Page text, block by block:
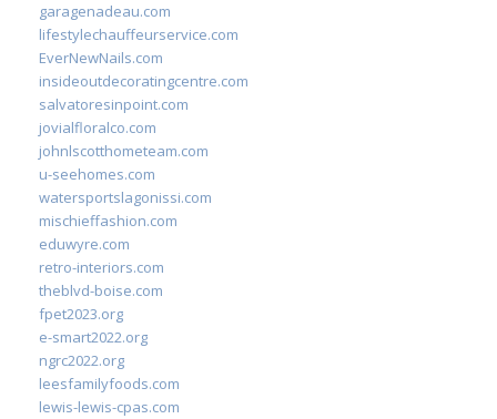
garagenadeau.com
lifestylechauffeurservice.com
EverNewNails.com
insideoutdecoratingcentre.com
salvatoresinpoint.com
jovialfloralco.com
johnlscotthometeam.com
u-seehomes.com
watersportslagonissi.com
mischieffashion.com
eduwyre.com
retro-interiors.com
theblvd-boise.com
fpet2023.org
e-smart2022.org
ngrc2022.org
leesfamilyfoods.com
lewis-lewis-cpas.com